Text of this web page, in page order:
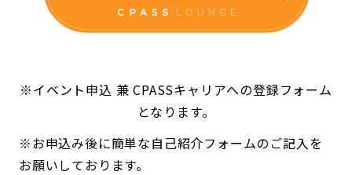
※イベント申込 兼 CPASSキャリアへの登録フォーム
となります。
※お申込み後に簡単な自己紹介フォームのご記入を
お願いしております。